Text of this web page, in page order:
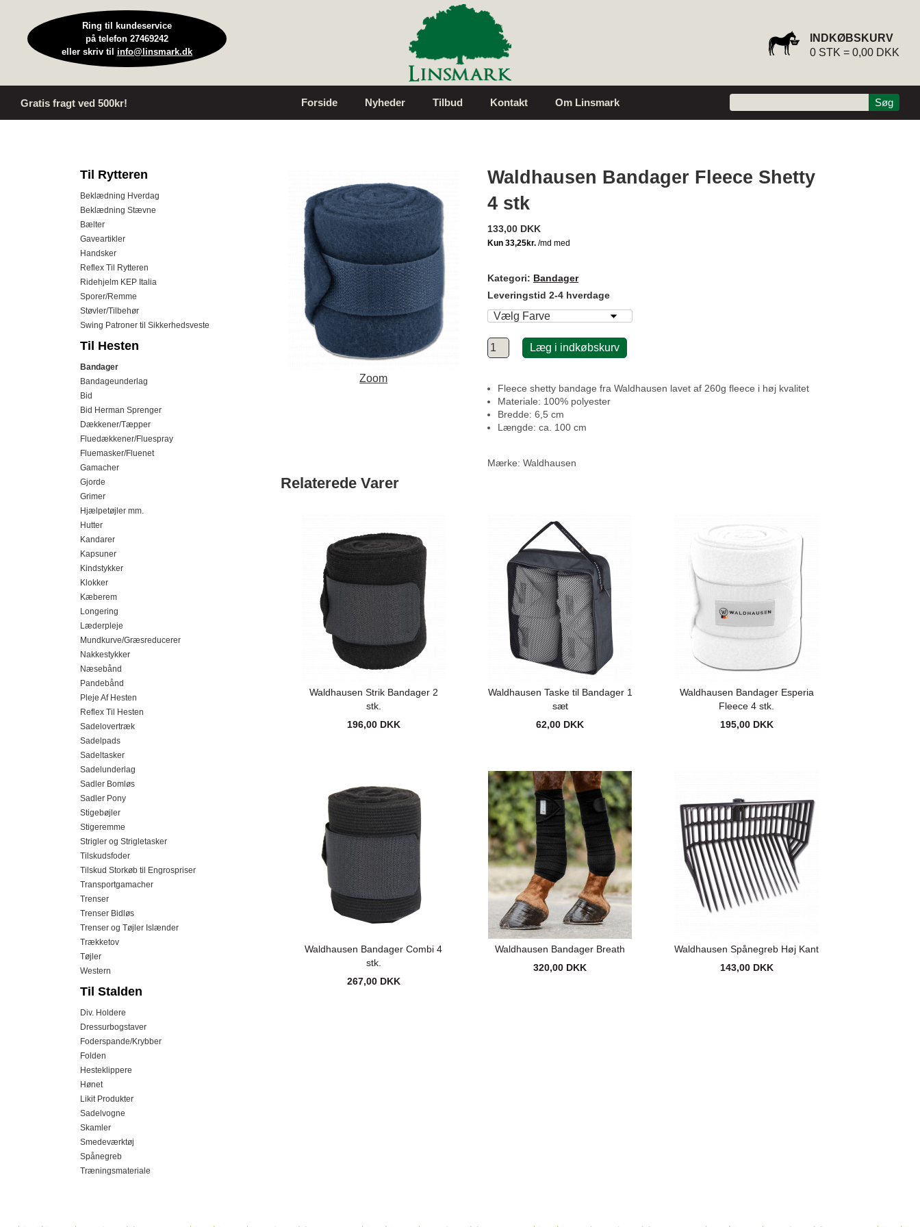
Ring til kundeservice
på telefon 27469242
eller skriv til info@linsmark.dk
INDKØBSKURV
0 STK = 0,00 DKK
Gratis fragt ved 500kr! Forside Nyheder Tilbud Kontakt Om Linsmark
Til Rytteren
Beklædning Hverdag
Beklædning Stævne
Bælter
Gaveartikler
Handsker
Reflex Til Rytteren
Ridehjelm KEP Italia
Sporer/Remme
Støvler/Tilbehør
Swing Patroner til Sikkerhedsveste
Til Hesten
Bandager
Bandageunderlag
Bid
Bid Herman Sprenger
Dækkener/Tæpper
Fluedækkener/Fluespray
Fluemasker/Fluenet
Gamacher
Gjorde
Grimer
Hjælpetøjler mm.
Hutter
Kandarer
Kapsuner
Kindstykker
Klokker
Kæberem
Longering
Læderpleje
Mundkurve/Græsreducerer
Nakkestykker
Næsebånd
Pandebånd
Pleje Af Hesten
Reflex Til Hesten
Sadelovertræk
Sadelpads
Sadeltasker
Sadelunderlag
Sadler Bomløs
Sadler Pony
Stigebøjler
Stigeremme
Strigler og Strigletasker
Tilskudsfoder
Tilskud Storkøb til Engrospriser
Transportgamacher
Trenser
Trenser Bidløs
Trenser og Tøjler Islænder
Trækketov
Tøjler
Western
Til Stalden
Div. Holdere
Dressurbogstaver
Foderspande/Krybber
Folden
Hesteklippere
Hønet
Likit Produkter
Sadelvogne
Skamler
Smedeværktøj
Spånegreb
Træningsmateriale
Zoom
Waldhausen Bandager Fleece Shetty
4 stk
133,00 DKK
Kategori: Bandager
Leveringstid 2-4 hverdage
Læg i indkøbskurv
Fleece shetty bandage fra Waldhausen lavet af 260g fleece i høj kvalitet
Materiale: 100% polyester
Bredde: 6,5 cm
Længde: ca. 100 cm
Mærke: Waldhausen
Relaterede Varer
Waldhausen Strik Bandager 2
stk.
196,00 DKK
Waldhausen Taske til Bandager 1
sæt
62,00 DKK
Waldhausen Bandager Esperia
Fleece 4 stk.
195,00 DKK
Waldhausen Bandager Combi 4
stk.
267,00 DKK
Waldhausen Bandager Breath
320,00 DKK
Waldhausen Spånegreb Høj Kant
143,00 DKK